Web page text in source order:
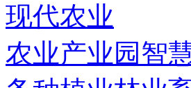
现代农业
农业产业园智